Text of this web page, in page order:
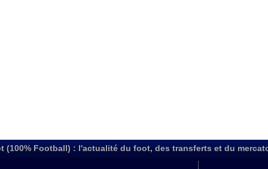
(100% Football) : l'actualité du foot, des transferts et du